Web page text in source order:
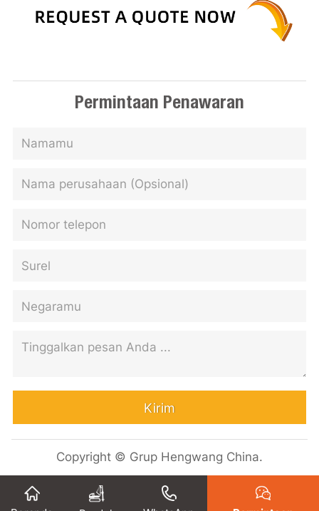
Permintaan Penawaran
Kirim
Copyright © Grup Hengwang China.